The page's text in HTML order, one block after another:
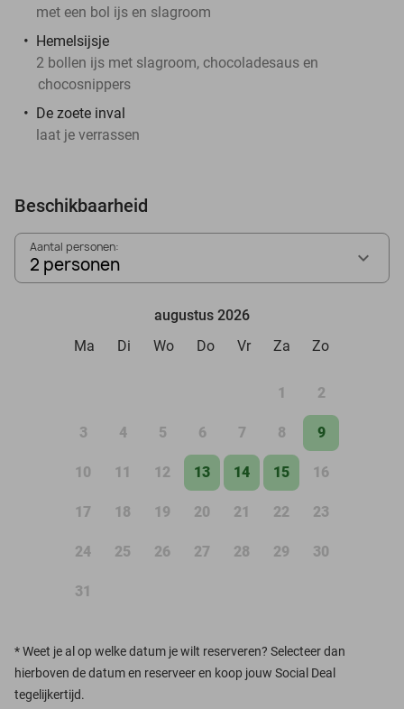
met een bol ijs en slagroom
Hemelsijsje
2 bollen ijs met slagroom, chocoladesaus en
chocosnippers
De zoete inval
laat je verrassen
Beschikbaarheid
Aantal personen:
2 personen
augustus 2026
Ma
Di Wo Do Vr Za Zo
1 2
3 4 5 6 7 8 9
10 11 12 13 14 15 16
17 18 19 20 21 22 23
24 25 26 27 28 29 30
31
*Weet je al op welke datum je wilt reserveren? Selecteer dan
hierboven de datum en reserveer en koop jouw Social Deal
tegelijkertijd.